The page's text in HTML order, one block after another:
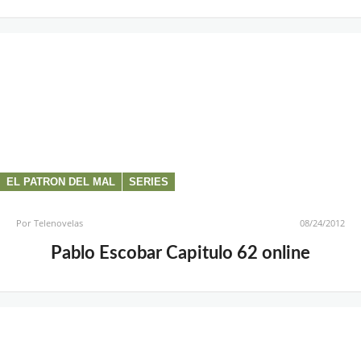
EL PATRON DEL MAL SERIES
PorTelenovelas 08/24/2012
Pablo Escobar Capitulo 62 online